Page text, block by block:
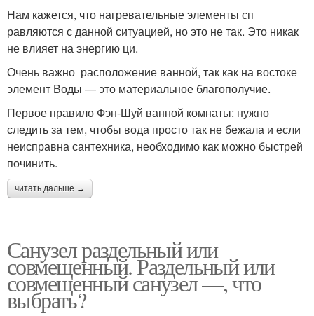
Нам кажется, что нагревательные элементы сп
равляются с данной ситуацией, но это не так. Это никак
не влияет на энергию ци.
Очень важно расположение ванной, так как на востоке
элемент Воды — это материальное благополучие.
Первое правило Фэн-Шуй ванной комнаты: нужно
следить за тем, чтобы вода просто так не бежала и если
неисправна сантехника, необходимо как можно быстрей
починить.
читать дальше →
Санузел раздельный или
совмещенный. Раздельный или
совмещенный санузел —, что
выбрать?